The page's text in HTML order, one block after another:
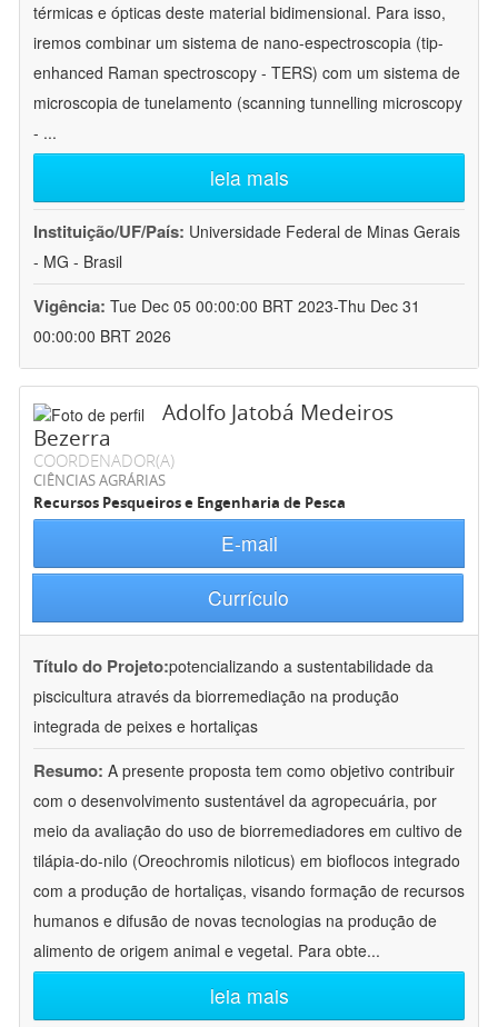
térmicas e ópticas deste material bidimensional. Para isso,
iremos combinar um sistema de nano-espectroscopia (tip-
enhanced Raman spectroscopy - TERS) com um sistema de
microscopia de tunelamento (scanning tunnelling microscopy
- ...
leia mais
Instituição/UF/País: Universidade Federal de Minas Gerais
- MG - Brasil
Vigência: Tue Dec 05 00:00:00 BRT 2023-Thu Dec 31
00:00:00 BRT 2026
Adolfo Jatobá Medeiros
Bezerra
COORDENADOR(A)
CIÊNCIAS AGRÁRIAS
Recursos Pesqueiros e Engenharia de Pesca
E-mail
Currículo
Título do Projeto:potencializando a sustentabilidade da
piscicultura através da biorremediação na produção
integrada de peixes e hortaliças
Resumo: A presente proposta tem como objetivo contribuir
com o desenvolvimento sustentável da agropecuária, por
meio da avaliação do uso de biorremediadores em cultivo de
tilápia-do-nilo (Oreochromis niloticus) em bioflocos integrado
com a produção de hortaliças, visando formação de recursos
humanos e difusão de novas tecnologias na produção de
alimento de origem animal e vegetal. Para obte...
leia mais